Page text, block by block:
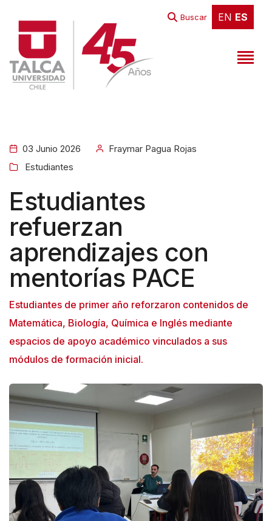
EN ES
Buscar EN ES
03 Junio 2026
Fraymar Pagua Rojas
Estudiantes
Estudiantes
refuerzan
aprendizajes con
mentorías PACE
Estudiantes de primer año reforzaron contenidos de
Matemática, Biología, Química e Inglés mediante
espacios de apoyo académico vinculados a sus
módulos de formación inicial.